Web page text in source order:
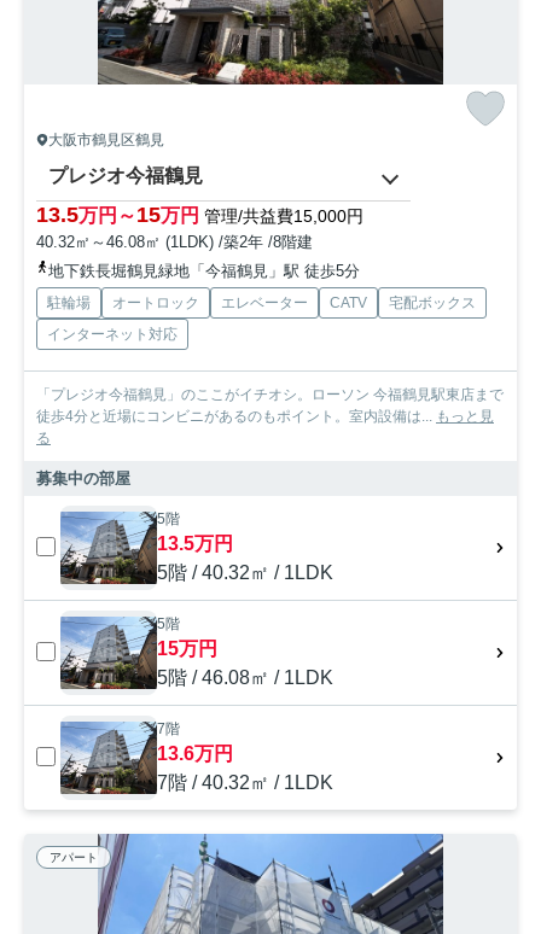
大阪市鶴見区鶴見
プレジオ今福鶴見
13.5万円～15万円 管理/共益費15,000円
40.32㎡～46.08㎡ (1LDK) /築2年 /8階建
地下鉄長堀鶴見緑地「今福鶴見」駅 徒歩5分
駐輪場 オートロック エレベーター CATV
宅配ボックス
インターネット対応
「プレジオ今福鶴見」のここがイチオシ。ローソン 今福鶴見駅東店まで
徒歩4分と近場にコンビニがあるのもポイント。室内設備は... もっと見
る
募集中の部屋
5階
13.5万円
5階 / 40.32㎡ / 1LDK
5階
15万円
5階 / 46.08㎡ / 1LDK
7階
13.6万円
7階 / 40.32㎡ / 1LDK
アパート